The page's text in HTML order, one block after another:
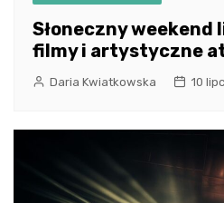
Słoneczny weekend
filmy i artystyczne
Daria Kwiatkowska 10